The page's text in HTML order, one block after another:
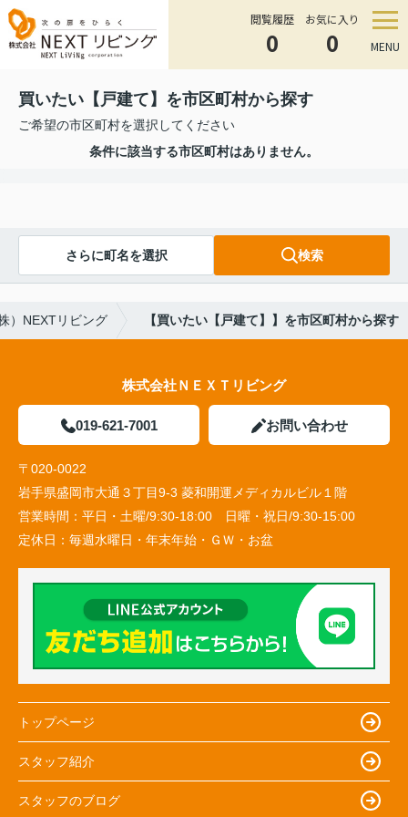
閲覧履歴
0
お気に入り
0 MENU
買いたい【戸建て】を市区町村から探す
ご希望の市区町村を選択してください
条件に該当する市区町村はありません。
さらに町名を選択 検索
）NEXTリビング 【買いたい【戸建て】】を市区町村から探す
株式会社ＮＥＸＴリビング
019-621-7001 お問い合わせ
〒020-0022
岩手県盛岡市大通３丁目9-3 菱和開運メディカルビル１階
営業時間： 平日・土曜/9:30-18:00 日曜・祝日/9:30-15:00
定休日： 毎週水曜日・年末年始・ＧＷ・お盆
トップページ
スタッフ紹介
スタッフのブログ